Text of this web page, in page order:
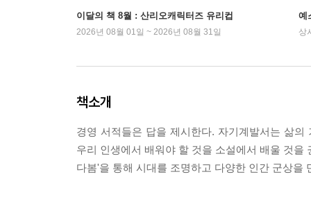
이달의 책 8월 : 산리오캐릭터즈 유리컵
2026년 08월 01일 ~ 2026년 08월 31일
예
상
책소개
경영 서적들은 답을 제시한다. 자기계발서는 삶
우리 인생에서 배워야 할 것을 소설에서 배울 것
다봄'을 통해 시대를 조명하고 다양한 인간 군상을